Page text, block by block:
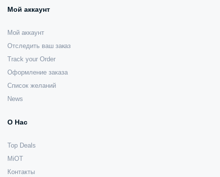
Мой аккаунт
Мой аккаунт
Отследить ваш заказ
Track your Order
Оформление заказа
Список желаний
News
О Нас
Top Deals
MiOT
Контакты